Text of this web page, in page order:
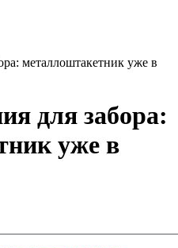
металлоштакетник уже в
для забора:
уже в